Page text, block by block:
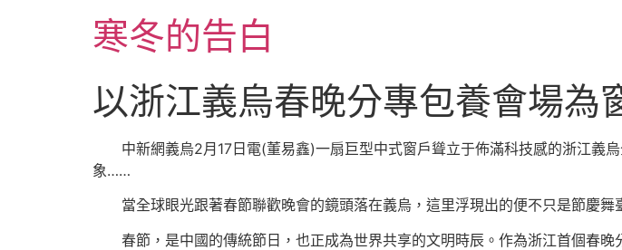
寒冬的告白
以浙江義烏春晚分專包養會場為
中新網義烏2月17日電(董易鑫)一扇巨型中式窗戶聳立于佈滿科技感的浙江義
象……
當全球眼光跟著春節聯歡晚會的鏡頭落在義烏，這里浮現出的便不只是節慶
春節，是中國的傳統節日，也正成為世界共享的文明時辰。作為浙江首個春